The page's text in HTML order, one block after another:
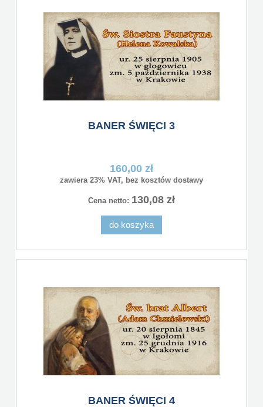
BANER ŚWIĘCI 3
160,00 zł
zawiera 23% VAT, bez kosztów dostawy
Cena netto: 130,08 zł
do koszyka
BANER ŚWIĘCI 4